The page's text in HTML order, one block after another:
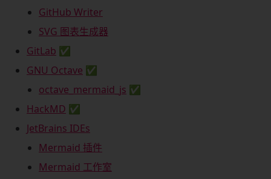
GitHub Writer
SVG 图表生成器
GitLab ✅
GNU Octave ✅
octave_mermaid_js ✅
HackMD ✅
JetBrains IDEs
Mermaid 插件
Mermaid 工作室